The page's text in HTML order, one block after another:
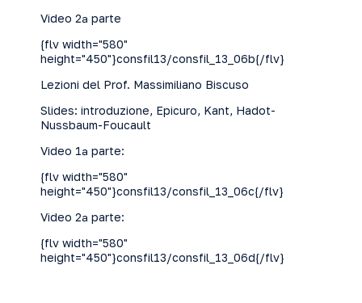
Video 2ª parte
{flv width="580"
height="450"}consfil13/consfil_13_06b{/flv}
Lezioni del Prof. Massimiliano Biscuso
Slides: introduzione, Epicuro, Kant, Hadot-
Nussbaum-Foucault
Video 1ª parte:
{flv width="580"
height="450"}consfil13/consfil_13_06c{/flv}
Video 2ª parte:
{flv width="580"
height="450"}consfil13/consfil_13_06d{/flv}